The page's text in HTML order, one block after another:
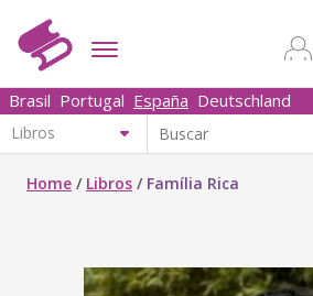
Brasil Portugal España Deutschland
Home / Libros / Família Rica